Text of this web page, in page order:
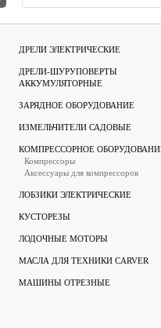
ДРЕЛИ ЭЛЕКТРИЧЕСКИЕ
ДРЕЛИ-ШУРУПОВЕРТЫ
АККУМУЛЯТОРНЫЕ
ЗАРЯДНОЕ ОБОРУДОВАНИЕ
ИЗМЕЛЬЧИТЕЛИ САДОВЫЕ
КОМПРЕССОРНОЕ
Компрессоры
Аксессуары для компрессоров
ЛОБЗИКИ ЭЛЕКТРИЧЕСКИЕ
КУСТОРЕЗЫ
ЛОДОЧНЫЕ МОТОРЫ
МАСЛА ДЛЯ ТЕХНИКИ CARVER
МАШИНЫ ОТРЕЗНЫЕ